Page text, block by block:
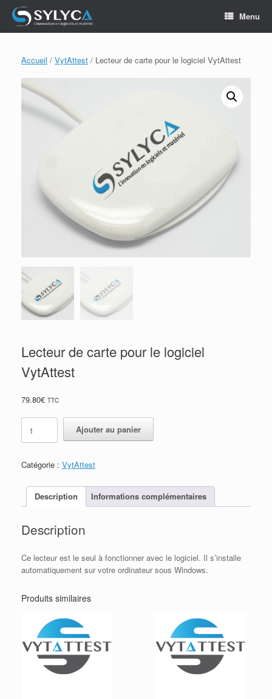
content
Menu
Accueil / VytAttest / Lecteur de carte pour le logiciel VytAttest
Lecteur de carte pour le logiciel
VytAttest
79.80€ TTC
quantité
Lecteur
carte
logiciel
Ajouter au panier
Catégorie : VytAttest
Description Informations complémentaires
Description
Ce lecteur est le seul à fonctionner avec le logiciel. Il s’installe
automatiquement sur votre ordinateur sous Windows.
Produits similaires